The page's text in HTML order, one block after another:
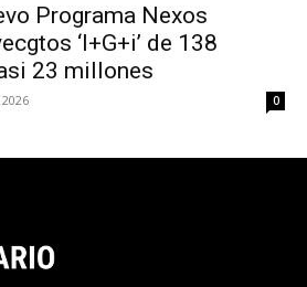
Programa Nexos
‘I+G+i’ de 138
23 millones
0